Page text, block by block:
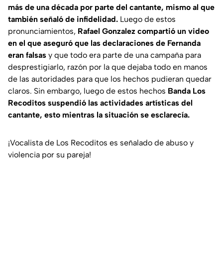
más de una década por parte del cantante, mismo al que
también señaló de infidelidad. Luego de estos
pronunciamientos, Rafael Gonzalez compartió un video
en el que aseguró que las declaraciones de Fernanda
eran falsas y que todo era parte de una campaña para
desprestigiarlo, razón por la que dejaba todo en manos
de las autoridades para que los hechos pudieran quedar
claros. Sin embargo, luego de estos hechos Banda Los
Recoditos suspendió las actividades artísticas del
cantante, esto mientras la situación se esclarecía.
¡Vocalista de Los Recoditos es señalado de abuso y
violencia por su pareja!